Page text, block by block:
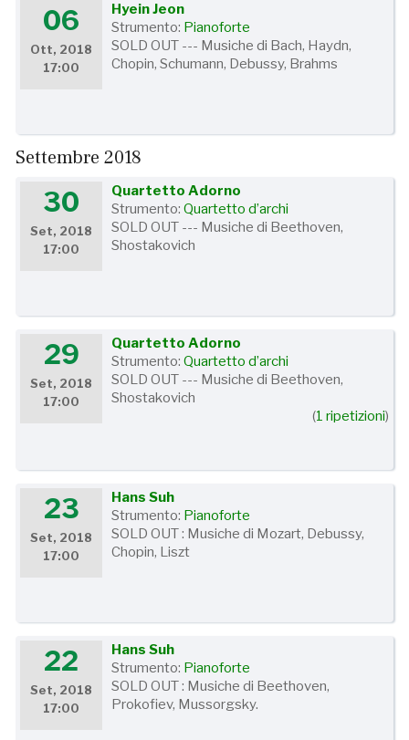
06
Ott, 2018
17:00
Hyein Jeon
Strumento: Pianoforte
SOLD OUT --- Musiche di Bach, Haydn,
Chopin, Schumann, Debussy, Brahms
Settembre 2018
30
Set, 2018
17:00
Quartetto Adorno
Strumento:Quartetto d’archi
SOLD OUT --- Musiche di Beethoven,
Shostakovich
29
Set, 2018
17:00
Quartetto Adorno
Strumento:Quartetto d’archi
SOLD OUT --- Musiche di Beethoven,
Shostakovich
(1 ripetizioni)
23
Set, 2018
17:00
Hans Suh
Strumento: Pianoforte
SOLD OUT : Musiche di Mozart, Debussy,
Chopin, Liszt
22
Set, 2018
17:00
Hans Suh
Strumento: Pianoforte
SOLD OUT : Musiche di Beethoven,
Prokofiev, Mussorgsky.